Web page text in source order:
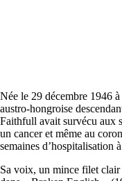
Née le 29 décembre 1946
austro-hongroise
Faithfull avait survécu aux
un cancer et même au
semaines d’hospitalisation
Sa voix, un mince filet